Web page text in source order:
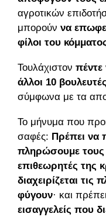
αγροτικών
μπορούν να
φίλοι του
Τουλάχιστον
άλλοι 10 βουλευτές
σύμφωνα με τα
Το μήνυμα που
σαφές: Πρέπει να
πληρώσουμε τους
επιθεωρητές της
διαχειρίζεται
φύγουν· και πρέπει
εισαγγελείς που